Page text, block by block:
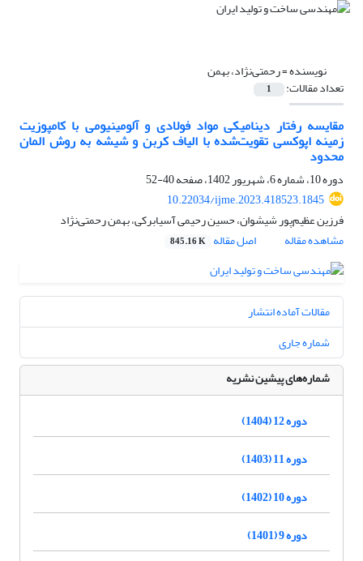
نویسنده =رحمتی‌نژاد، بهمن
تعداد مقالات: 1
مقایسه رفتار دینامیکی مواد فولادی و آلومینیومی با کامپوزیت
زمینه اپوکسی تقویت‌شده با الیاف کربن و شیشه به روش المان
محدود
دوره 10، شماره 6، شهریور 1402، صفحه
40-52
10.22034/ijme.2023.418523.1845
فرزین عظیم‌پور شیشوان، حسین رحیمی آسیابرکی، بهمن رحمتی‌نژاد
مشاهده مقاله
اصل مقاله 845.16 K
مقالات آماده انتشار
شماره جاری
شماره‌های پیشین نشریه
دوره 12 (1404)
دوره 11 (1403)
دوره 10 (1402)
دوره 9 (1401)